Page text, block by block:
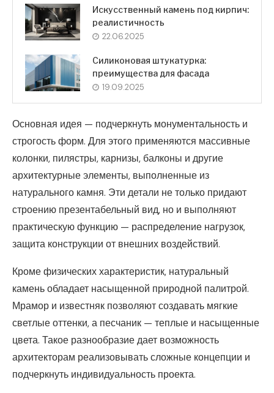
Искусственный камень под кирпич:
реалистичность
22.06.2025
Силиконовая штукатурка:
преимущества для фасада
19.09.2025
Основная идея — подчеркнуть монументальность и
строгость форм. Для этого применяются массивные
колонки, пилястры, карнизы, балконы и другие
архитектурные элементы, выполненные из
натурального камня. Эти детали не только придают
строению презентабельный вид, но и выполняют
практическую функцию — распределение нагрузок,
защита конструкции от внешних воздействий.
Кроме физических характеристик, натуральный
камень обладает насыщенной природной палитрой.
Мрамор и известняк позволяют создавать мягкие
светлые оттенки, а песчаник — теплые и насыщенные
цвета. Такое разнообразие дает возможность
архитекторам реализовывать сложные концепции и
подчеркнуть индивидуальность проекта.